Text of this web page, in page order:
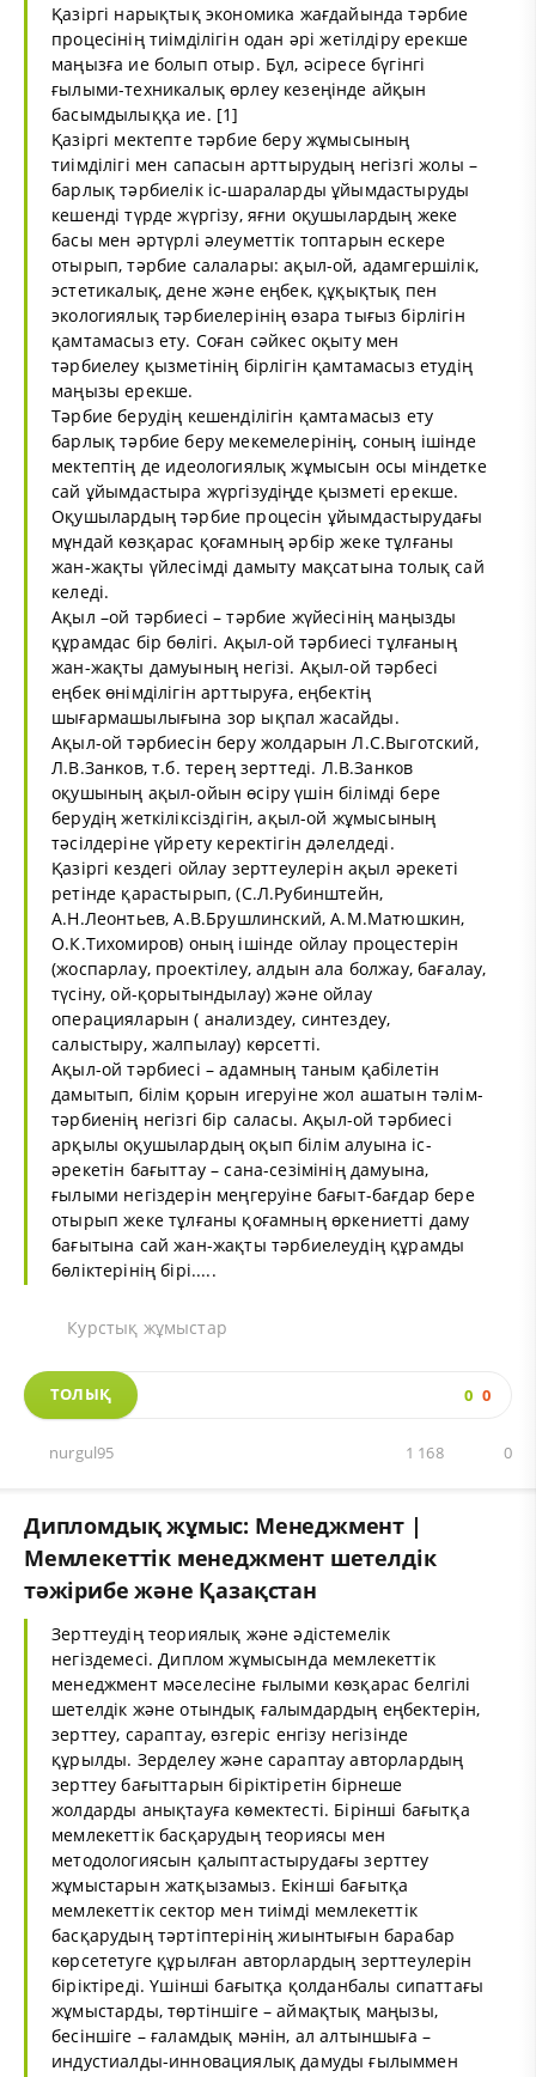
Қазіргі нарықтық экономика жағдайында тәрбие
процесінің тиімділігін одан әрі жетілдіру ерекше
маңызға ие болып отыр. Бұл, әсіресе бүгінгі
ғылыми-техникалық өрлеу кезеңінде айқын
басымдылыққа ие. [1]
Қазіргі мектепте тәрбие беру жұмысының
тиімділігі мен сапасын арттырудың негізгі жолы –
барлық тәрбиелік іс-шараларды ұйымдастыруды
кешенді түрде жүргізу, яғни оқушылардың жеке
басы мен әртүрлі әлеуметтік топтарын ескере
отырып, тәрбие салалары: ақыл-ой, адамгершілік,
эстетикалық, дене және еңбек, құқықтық пен
экологиялық тәрбиелерінің өзара тығыз бірлігін
қамтамасыз ету. Соған сәйкес оқыту мен
тәрбиелеу қызметінің бірлігін қамтамасыз етудің
маңызы ерекше.
Тәрбие берудің кешенділігін қамтамасыз ету
барлық тәрбие беру мекемелерінің, соның ішінде
мектептің де идеологиялық жұмысын осы міндетке
сай ұйымдастыра жүргізудіңде қызметі ерекше.
Оқушылардың тәрбие процесін ұйымдастырудағы
мұндай көзқарас қоғамның әрбір жеке тұлғаны
жан-жақты үйлесімді дамыту мақсатына толық сай
келеді.
Ақыл –ой тәрбиесі – тәрбие жүйесінің маңызды
құрамдас бір бөлігі. Ақыл-ой тәрбиесі тұлғаның
жан-жақты дамуының негізі. Ақыл-ой тәрбесі
еңбек өнімділігін арттыруға, еңбектің
шығармашылығына зор ықпал жасайды.
Ақыл-ой тәрбиесін беру жолдарын Л.С.Выготский,
Л.В.Занков, т.б. терең зерттеді. Л.В.Занков
оқушының ақыл-ойын өсіру үшін білімді бере
берудің жеткіліксіздігін, ақыл-ой жұмысының
тәсілдеріне үйрету керектігін дәлелдеді.
Қазіргі кездегі ойлау зерттеулерін ақыл әрекеті
ретінде қарастырып, (С.Л.Рубинштейн,
А.Н.Леонтьев, А.В.Брушлинский, А.М.Матюшкин,
О.К.Тихомиров) оның ішінде ойлау процестерін
(жоспарлау, проектілеу, алдын ала болжау, бағалау,
түсіну, ой-қорытындылау) және ойлау
операцияларын ( анализдеу, синтездеу,
салыстыру, жалпылау) көрсетті.
Ақыл-ой тәрбиесі – адамның таным қабілетін
дамытып, білім қорын игеруіне жол ашатын тәлім-
тәрбиенің негізгі бір саласы. Ақыл-ой тәрбиесі
арқылы оқушылардың оқып білім алуына іс-
әрекетін бағыттау – сана-сезімінің дамуына,
ғылыми негіздерін меңгеруіне бағыт-бағдар бере
отырып жеке тұлғаны қоғамның өркениетті даму
бағытына сай жан-жақты тәрбиелеудің құрамды
бөліктерінің бірі.....
Курстық жұмыстар
ТОЛЫҚ 0 0
nurgul95 0
1 168
Дипломдық жұмыс: Менеджмент |
Мемлекеттік менеджмент шетелдік
тәжірибе және Қазақстан
Зерттеудің теориялық және әдістемелік
негіздемесі. Диплом жұмысында мемлекеттік
менеджмент мәселесіне ғылыми көзқарас белгілі
шетелдік және отындық ғалымдардың еңбектерін,
зерттеу, сараптау, өзгеріс енгізу негізінде
құрылды. Зерделеу және сараптау авторлардың
зерттеу бағыттарын біріктіретін бірнеше
жолдарды анықтауға көмектесті. Бірінші бағытқа
мемлекеттік басқарудың теориясы мен
методологиясын қалыптастырудағы зерттеу
жұмыстарын жатқызамыз. Екінші бағытқа
мемлекеттік сектор мен тиімді мемлекеттік
басқарудың тәртіптерінің жиынтығын барабар
көрсететуге құрылған авторлардың зерттеулерін
біріктіреді. Үшінші бағытқа қолданбалы сипаттағы
жұмыстарды, төртіншіге – аймақтық маңызы,
бесіншіге – ғаламдық мәнін, ал алтыншыға –
индустиалды-инновациялық дамуды ғылыммен